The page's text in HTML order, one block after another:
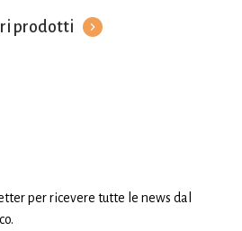
prodotti
per ricevere tutte le news dal